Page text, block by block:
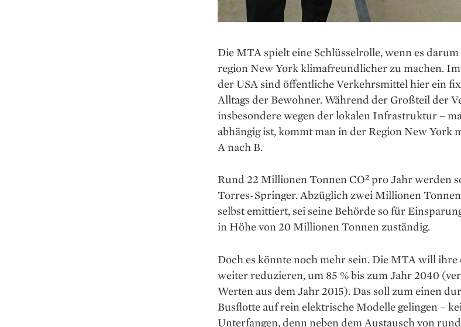
Die MTA spielt eine Schlüssel­rolle, wenn es
region New York klimafreundlicher zu machen. Im
der USA sind öffentliche Verkehrs­mittel hier ein
Alltags der Bewohner. Während der Großteil der
insbesondere wegen der lokalen Infrastruktur –
abhängig ist, kommt man in der Region New York
A nach B.
Rund 22 Millionen Tonnen CO² pro Jahr werden
Torres-Springer. Abzüglich zwei Millionen
selbst emittiert, sei seine Behörde so für
in Höhe von 20 Millionen Tonnen zuständig.
Doch es könnte noch mehr sein. Die MTA will ihre
weiter reduzieren, um 85 % bis zum Jahr 2040
Werten aus dem Jahr 2015). Das soll zum einen
Busflotte auf rein elektrische Modelle gelingen –
Unterfangen, denn neben dem Austausch von